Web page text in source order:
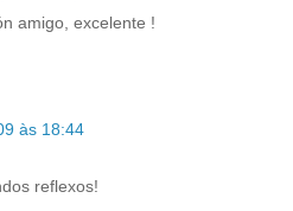
amigo, excelente !
às 18:44
reflexos!